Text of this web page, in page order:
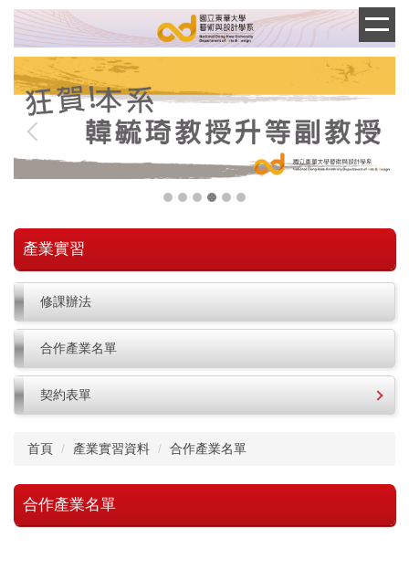
跳
到
主
內
產業實習
修課辦法
合作產業名單
契約表單
首頁 產業實習資料 合作產業名單
合作產業名單